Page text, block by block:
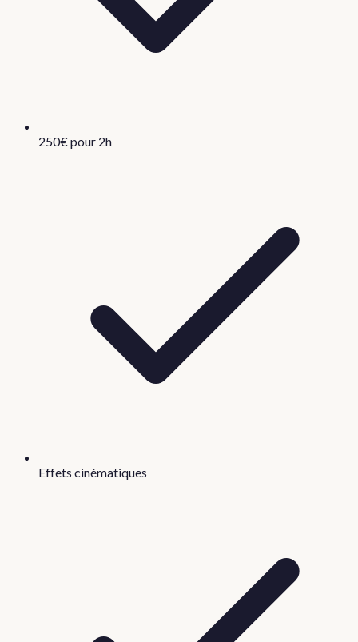
250€ pour 2h
Effets cinématiques